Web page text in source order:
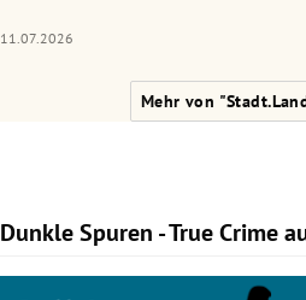
11.07.2026
Mehr von
Dunkle Spuren - True Crime
Slide 1 von 9